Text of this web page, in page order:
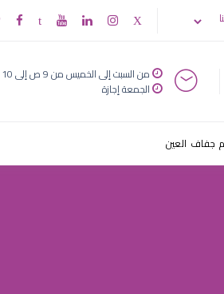
من السبت إلى الخميس من 9 ص إلى 10 م
الجمعة إجازة
جفاف العين